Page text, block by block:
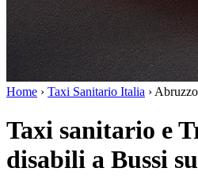
Home › Taxi Sanitario Italia › Abruzzo
Taxi sanitario e
disabili a Bussi